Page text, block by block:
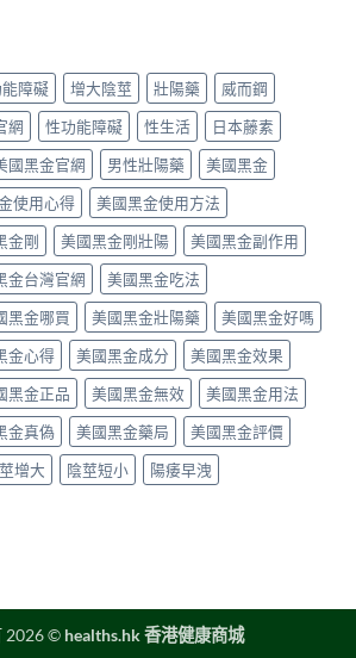
障礙 增大陰莖 壯陽藥
威而鋼
網 性功能障礙 性生活
日本藤素
國黑金官網 男性壯陽藥
美國黑金
使用心得
美國黑金使用方法
金剛 美國黑金剛壯陽
美國黑金副作用
金台灣官網
美國黑金吃法
黑金哪買 美國黑金壯陽藥
美國黑金好嗎
金心得 美國黑金成分
美國黑金效果
黑金正品 美國黑金無效
美國黑金用法
金真偽 美國黑金藥局
美國黑金評價
增大 陰莖短小 陽痿早洩
2026 © healths.hk 香港健康商城